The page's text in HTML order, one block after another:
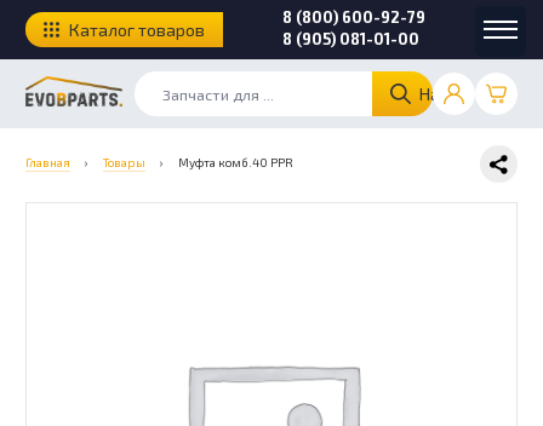
Найти
8 (800) 600-92-79
8 (905) 081-01-00
Каталог товаров
Главная › Товары › Муфта комб.40 РРR